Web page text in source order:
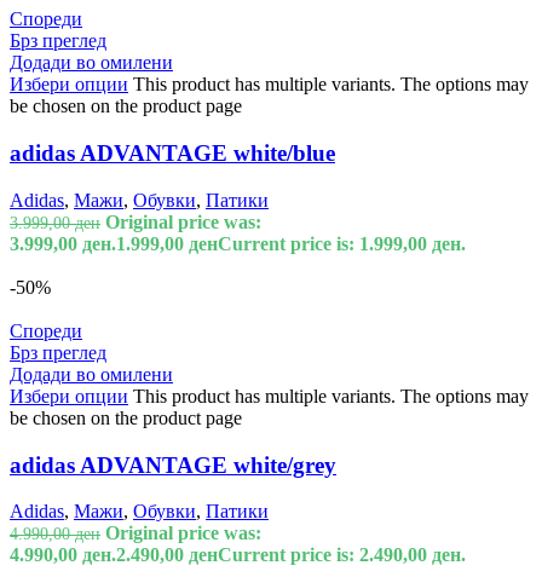
Спореди
Брз преглед
Додади во омилени
Избери опции This product has multiple variants. The options may
be chosen on the product page
adidas ADVANTAGE white/blue
Adidas, Мажи, Обувки, Патики
3.999,00ден Original price was:
3.999,00 ден.1.999,00 денCurrent price is: 1.999,00 ден.
-50%
Спореди
Брз преглед
Додади во омилени
Избери опции This product has multiple variants. The options may
be chosen on the product page
adidas ADVANTAGE white/grey
Adidas, Мажи, Обувки, Патики
4.990,00ден Original price was:
4.990,00 ден.2.490,00 денCurrent price is: 2.490,00 ден.